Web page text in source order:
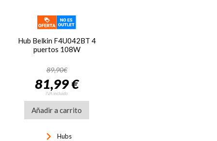
Hub Belkin F4U042BT 4
puertos 108W
89,90€
81,99 €
IVA incluido
Añadir a carrito
keyboard_arrow_right Hubs